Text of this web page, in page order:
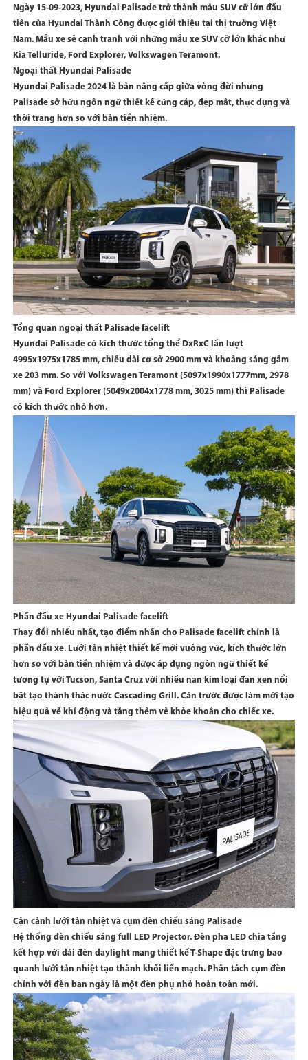
Ngày 15-09-2023, Hyundai Palisade trở thành mẫu SUV cỡ lớn đầu
tiên của Hyundai Thành Công được giới thiệu tại thị trường Việt
Nam. Mẫu xe sẽ cạnh tranh với những mẫu xe SUV cỡ lớn khác như
Kia Telluride, Ford Explorer, Volkswagen Teramont.
Ngoại thất Hyundai Palisade
Hyundai Palisade 2024 là bản nâng cấp giữa vòng đời nhưng
Palisade sở hữu ngôn ngữ thiết kế cứng cáp, đẹp mắt, thực dụng và
thời trang hơn so với bản tiền nhiệm.
Tổng quan ngoại thất Palisade facelift
Hyundai Palisade có kích thước tổng thể DxRxC lần lượt
4995x1975x1785 mm, chiều dài cơ sở 2900 mm và khoảng sáng gầm
xe 203 mm. So với Volkswagen Teramont (5097x1990x1777mm, 2978
mm) và Ford Explorer (5049x2004x1778 mm, 3025 mm) thì Palisade
có kích thước nhỏ hơn.
Phần đầu xe Hyundai Palisade facelift
Thay đổi nhiều nhất, tạo điểm nhấn cho Palisade facelift chính là
phần đầu xe. Lưới tản nhiệt thiết kế mới vuông vức, kích thước lớn
hơn so với bản tiền nhiệm và được áp dụng ngôn ngữ thiết kế
tương tự với Tucson, Santa Cruz với nhiều nan kim loại đan xen nổi
bật tạo thành thác nước Cascading Grill. Cản trước được làm mới tạo
hiệu quả về khí động và tăng thêm vẻ khỏe khoắn cho chiếc xe.
Cận cảnh lưới tản nhiệt và cụm đèn chiếu sáng Palisade
Hệ thống đèn chiếu sáng full LED Projector. Đèn pha LED chia tầng
kết hợp với dải đèn daylight mang thiết kế T-Shape đặc trưng bao
quanh lưới tản nhiệt tạo thành khối liền mạch. Phân tách cụm đèn
chính với đèn ban ngày là một đèn phụ nhỏ hoàn toàn mới.